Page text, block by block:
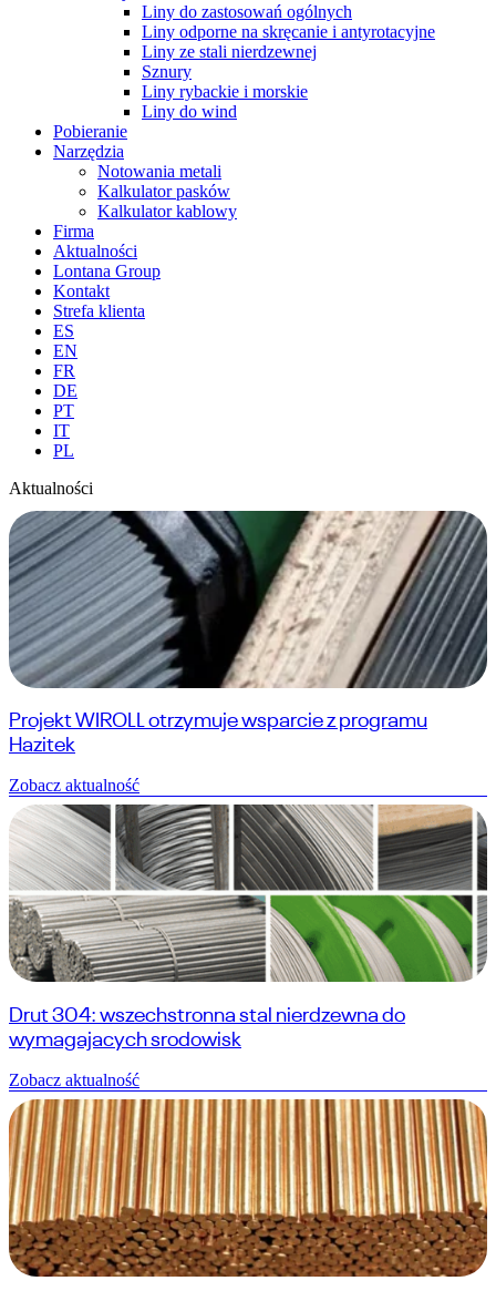
Liny do zastosowań ogólnych
Liny odporne na skręcanie i antyrotacyjne
Liny ze stali nierdzewnej
Sznury
Liny rybackie i morskie
Liny do wind
Pobieranie
Narzędzia
Notowania metali
Kalkulator pasków
Kalkulator kablowy
Firma
Aktualności
Lontana Group
Kontakt
Strefa klienta
ES
EN
FR
DE
PT
IT
PL
Aktualności
Projekt WIROLL otrzymuje wsparcie z programu
Hazitek
Zobacz aktualność
Drut 304: wszechstronna stal nierdzewna do
wymagajacych srodowisk
Zobacz aktualność